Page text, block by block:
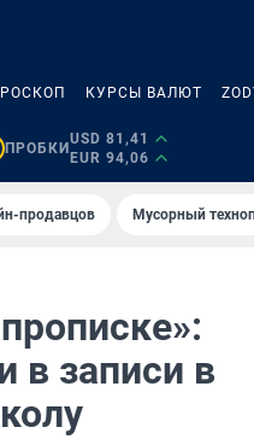
КУРСЫ ВАЛЮТ
ПРОБКИ
USD 81,41
EUR 94,06
продавцов Мусорный
в записи в